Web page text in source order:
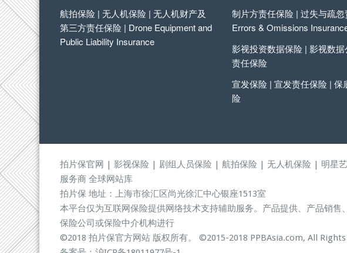
航拍保险 | 无人机保险 | 无人机财产及
第三方责任保险 | Drone Equipment and
Public Liability Insurance
制片方责任保险 | 过失与疏
Errors & Omissions
影视投资数据保险 | 影视数据
责任保险
宣发保险 | 宣发责任保险 | 保
险
拍片保官网 | 影视保险 | 剧组人员保险 | 航拍保险 | 无人机保险 | 明星
服务商 全球网站库
拍片保 地址：上海市徐汇区尚光徐汇中心银座1513室
本平台仅为互联网保险提供网络技术支持辅助服务。产品提供、产品销售
保险公司或保险中介机构进行
©2018 拍片保官方网站 版权所有。 ©2015-2018 PPBAsia.com, All Rights